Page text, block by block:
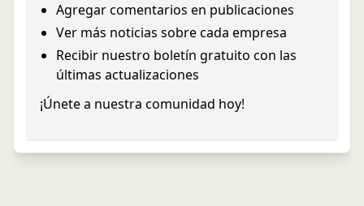
Agregar comentarios en publicaciones
Ver más noticias sobre cada empresa
Recibir nuestro boletín gratuito con las
últimas actualizaciones
¡Únete a nuestra comunidad hoy!